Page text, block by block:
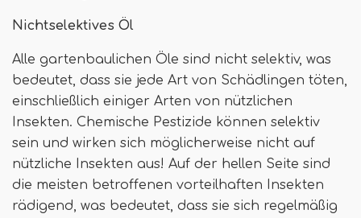
Nichtselektives Öl
Alle gartenbaulichen Öle sind nicht selektiv, was
bedeutet, dass sie jede Art von Schädlingen töten,
einschließlich einiger Arten von nützlichen
Insekten. Chemische Pestizide können selektiv
sein und wirken sich möglicherweise nicht auf
nützliche Insekten aus! Auf der hellen Seite sind
die meisten betroffenen vorteilhaften Insekten
rädigend, was bedeutet, dass sie sich regelmäßig